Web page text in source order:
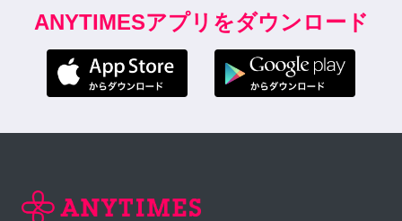
ANYTIMESアプリをダウンロード